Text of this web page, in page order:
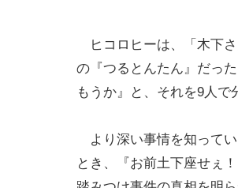
ヒコロヒーは、「木下
の『つるとんたん』だっ
もうか』と、それを9人で
より深い事情を知って
とき、『お前土下座せぇ